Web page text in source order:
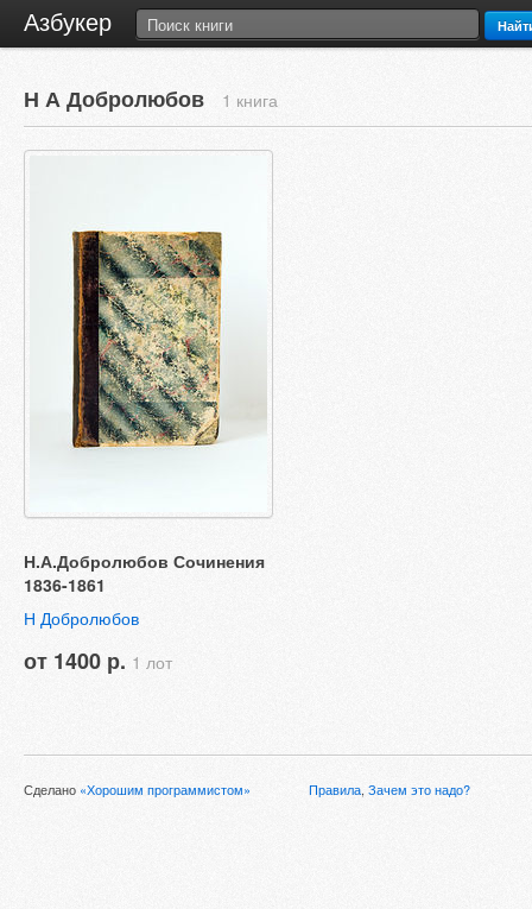
Азбукер
Н А Добролюбов 1 книга
Н.А.Добролюбов Сочинения
1836-1861
Н Добролюбов
от 1400 р. 1 лот
Сделано «Хорошим программистом» Правила, Зачем это надо?